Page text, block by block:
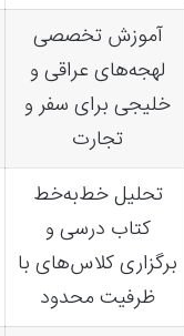
آموزش تخصصی
لهجه‌های عراقی و
خلیجی برای سفر و
تجارت
تحلیل خط‌به‌خط
کتاب درسی و
برگزاری کلاس‌های با
ظرفیت محدود